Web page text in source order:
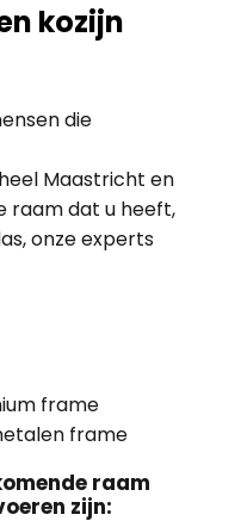
kozijn
die
Maastricht en
raam dat u heeft,
onze experts
frame
frame
raam
zijn: